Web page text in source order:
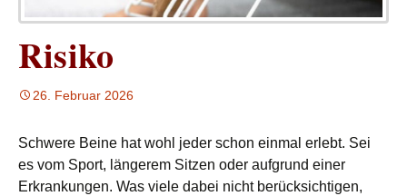
Risiko
26. Februar 2026
Schwere Beine hat wohl jeder schon einmal erlebt. Sei
es vom Sport, längerem Sitzen oder aufgrund einer
Erkrankungen. Was viele dabei nicht berücksichtigen,